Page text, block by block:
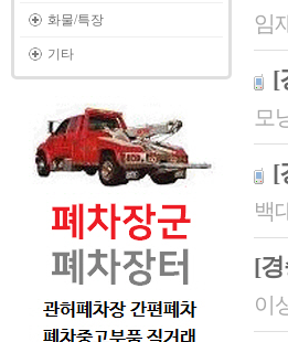
화물/특장
기타
임
[
모
[
백
[
이